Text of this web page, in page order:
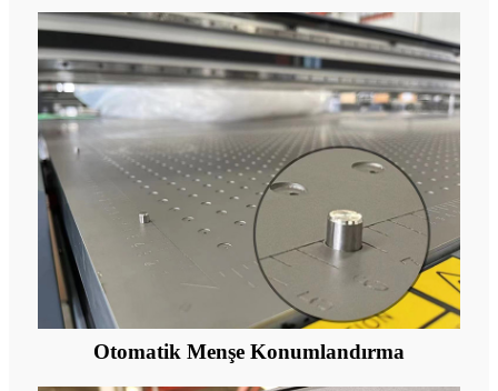
Otomatik Menşe Konumlandırma